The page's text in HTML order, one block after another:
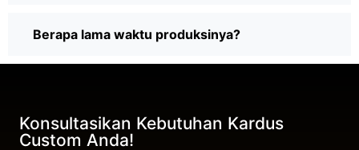
Berapa lama waktu produksinya?
Konsultasikan Kebutuhan Kardus
Custom Anda!